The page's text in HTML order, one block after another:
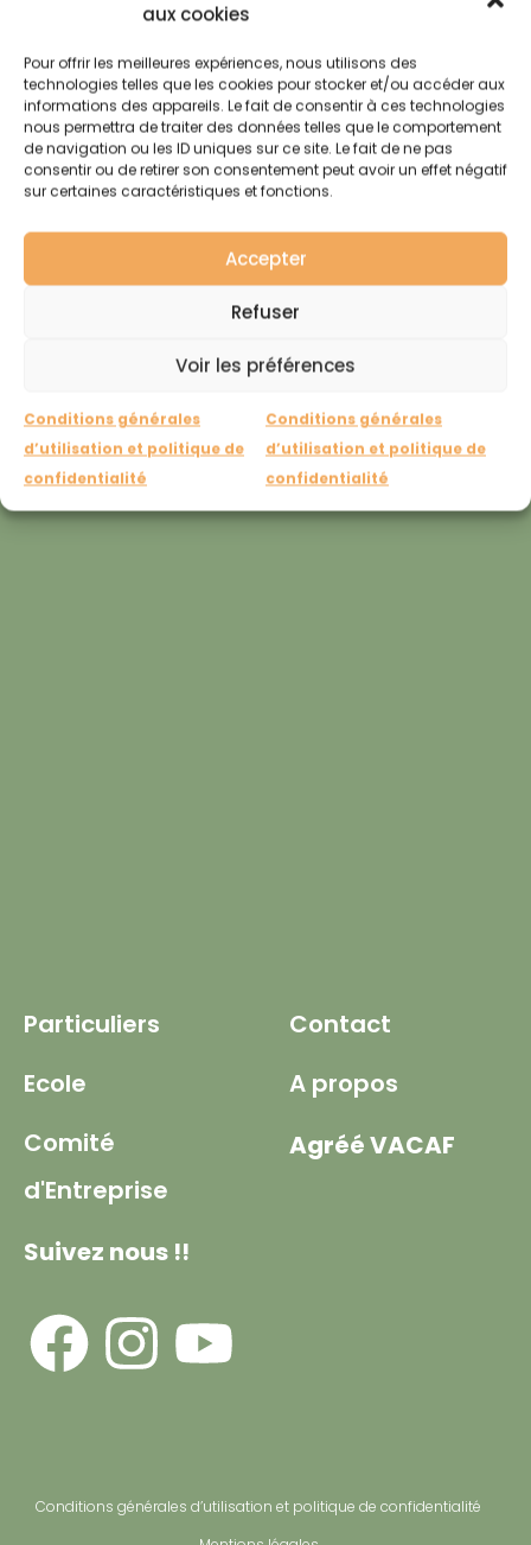
aux cookies
Pour offrir les meilleures expériences, nous utilisons des
technologies telles que les cookies pour stocker et/ou accéder aux
informations des appareils. Le fait de consentir à ces technologies
nous permettra de traiter des données telles que le comportement
de navigation ou les ID uniques sur ce site. Le fait de ne pas
consentir ou de retirer son consentement peut avoir un effet négatif
sur certaines caractéristiques et fonctions.
Accepter
Refuser
Voir les préférences
Conditions générales
d’utilisation et politique de
confidentialité
Conditions générales
d’utilisation et politique de
confidentialité
Rejoignez notre
communauté pour
des vacances nature
inoubliables !
Inscrivez-vous à notre newsletter pour être les premiers
informés de nos nouveaux séjours en colonie de
vacances à la ferme pédagogique.
Particuliers
Ecole
Comité
d'Entreprise
Suivez nous !!
Contact
A propos
Agréé VACAF
Conditions générales d’utilisation et politique de confidentialité